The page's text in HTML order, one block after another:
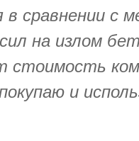
в сравнении
на излом
стоимость
и